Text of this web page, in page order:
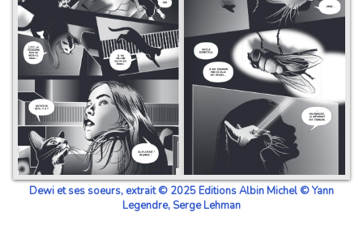
Dewi et ses soeurs, extrait © 2025 Editions Albin Michel © Yann
Legendre, Serge Lehman